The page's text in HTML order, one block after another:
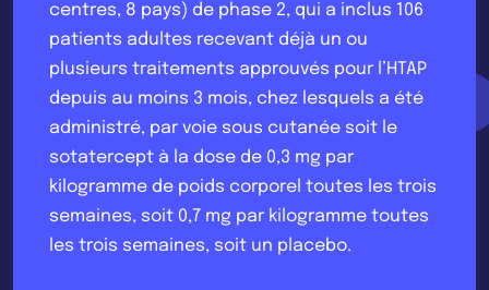
centres, 8 pays) de phase 2, qui a inclus 106
patients adultes recevant déjà un ou
plusieurs traitements approuvés pour l’HTAP
depuis au moins 3 mois, chez lesquels a été
administré, par voie sous cutanée soit le
sotatercept à la dose de 0,3 mg par
kilogramme de poids corporel toutes les trois
semaines, soit 0,7 mg par kilogramme toutes
les trois semaines, soit un placebo.